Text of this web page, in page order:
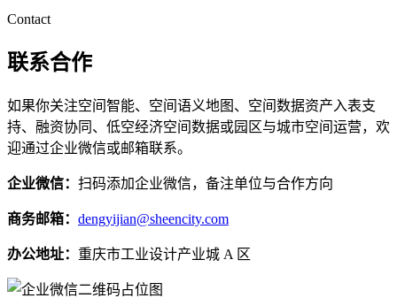
Contact
联系合作
如果你关注空间智能、空间语义地图、空间数据资产入表支
持、融资协同、低空经济空间数据或园区与城市空间运营，欢
迎通过企业微信或邮箱联系。
企业微信： 扫码添加企业微信，备注单位与合作方向
商务邮箱： dengyijian@sheencity.com
办公地址： 重庆市工业设计产业城 A 区